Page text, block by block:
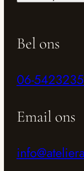
Bel ons
06-
Email ons